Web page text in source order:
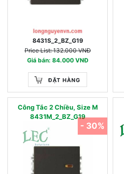
8431S_2_BZ_G19
Price List: 132.000 VNĐ
Giá bán: 84.000 VNĐ
ĐẶT HÀNG
Công Tắc 2 Chiều, Size M
8431M_2_BZ_G19
- 30%